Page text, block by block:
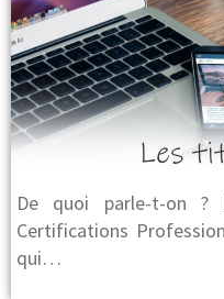
Les
De quoi parle-t-on ?
Certifications
qui…